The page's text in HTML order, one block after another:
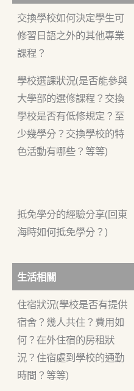
交換學校如何決定學生可
修習日語之外的其他專業
課程？
學校選課狀況(是否能參與
大學部的選修課程？交換
學校是否有低修規定？至
少幾學分？交換學校的特
色活動有哪些？等等)
抵免學分的經驗分享(回東
海時如何抵免學分？)
生活相關
住宿狀況(學校是否有提供
宿舍？幾人共住？費用如
何？在外住宿的房租狀
況？住宿處到學校的通勤
時間？等等)